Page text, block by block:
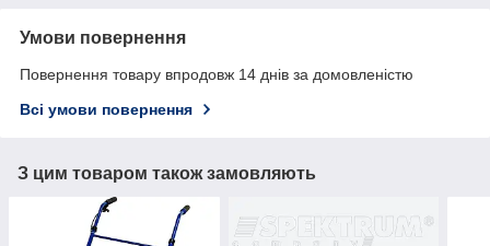
Умови повернення
Повернення товару впродовж 14 днів за домовленістю
Всі умови повернення
З цим товаром також замовляють